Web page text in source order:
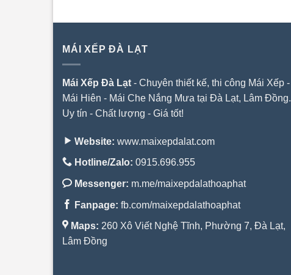
MÁI XẾP ĐÀ LẠT
Mái Xếp Đà Lạt - Chuyên thiết kế, thi công Mái Xếp -
Mái Hiên - Mái Che Nắng Mưa tại Đà Lạt, Lâm Đồng.
Uy tín - Chất lượng - Giá tốt!
Website: www.maixepdalat.com
Hotline/Zalo: 0915.696.955
Messenger: m.me/maixepdalathoaphat
Fanpage: fb.com/maixepdalathoaphat
Maps: 260 Xô Viết Nghệ Tĩnh, Phường 7, Đà Lạt,
Lâm Đồng